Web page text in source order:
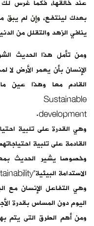
فاغرس لمن يجئ
بهذا القصد لا
الحديث يحث
هو وجيل
المستدامة”
بقدرة الأجيال
نسميه اليوم ”
احتياجات سكان
احتياجاتهم.
كما يقول